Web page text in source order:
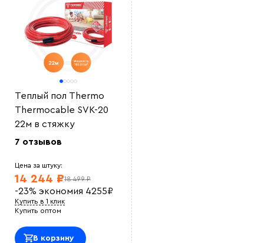
Теплый пол Thermo
Thermocable SVK-20
22м в стяжку
7 отзывов
Цена за штуку:
18 499 ₽
14 244 ₽
-23% экономия 4255₽
Купить в 1 клик
Купить оптом
В корзину